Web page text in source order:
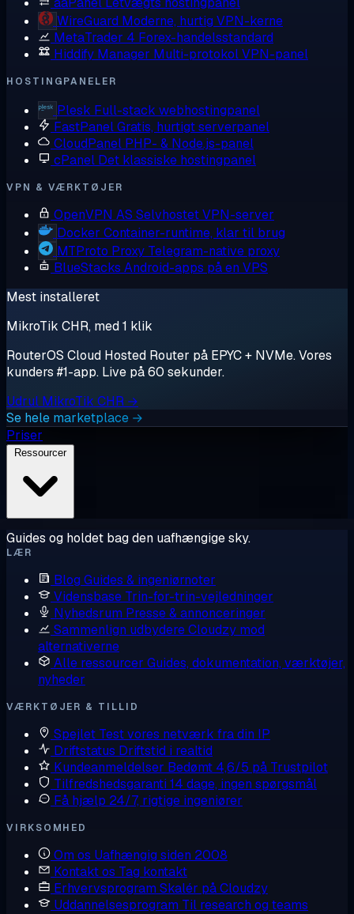
WireGuard Moderne, hurtig VPN-kerne
MetaTrader 4 Forex-handelsstandard
Hiddify Manager Multi-protokol VPN-panel
HOSTINGPANELER
Plesk Full-stack webhostingpanel
FastPanelGratis, hurtigt serverpanel
CloudPanel PHP- & Node.js-panel
cPanel Det klassiske hostingpanel
VPN & VÆRKTØJER
OpenVPN AS Selvhostet VPN-server
Docker Container-runtime, klar til brug
MTProto Proxy Telegram-native proxy
BlueStacks Android-apps på en VPS
Mest installeret
MikroTik CHR, med 1 klik
RouterOS Cloud Hosted Router på EPYC + NVMe. Vores
kunders #1-app. Live på 60 sekunder.
Udrul MikroTik CHR →
Se hele marketplace →
Priser
Ressourcer
Guides og holdet bag den uafhængige sky.
LÆR
Blog Guides & ingeniørnoter
Vidensbase Trin-for-trin-vejledninger
Nyhedsrum Presse & annonceringer
Sammenlign udbydereCloudzy mod
alternativerne
Alle ressourcer Guides, dokumentation, værktøjer,
nyheder
VÆRKTØJER & TILLID
Spejlet Test vores netværk fra din IP
Driftstatus Driftstid i realtid
Kundeanmeldelser Bedømt 4,6/5 på Trustpilot
Tilfredshedsgaranti 14 dage, ingen spørgsmål
Få hjælp 24/7, rigtige ingeniører
VIRKSOMHED
Om os Uafhængig siden 2008
Kontakt os Tag kontakt
Erhvervsprogram Skalér på Cloudzy
Uddannelsesprogram Til research og teams